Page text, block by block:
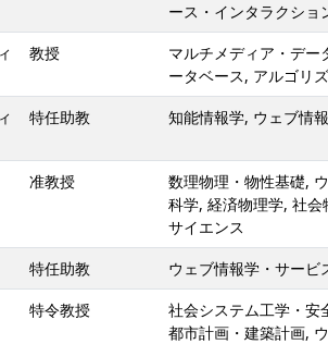
ース・インタラクショ
教授
マルチメディア・デ
ータベース, アルゴリ
特任助教 知能情報学, ウェブ情
准教授
数理物理・物性基礎,
科学, 経済物理学, 社
サイエンス
特任助教
ウェブ情報学・サービ
特令教授
社会システム工学・安
都市計画・建築計画,